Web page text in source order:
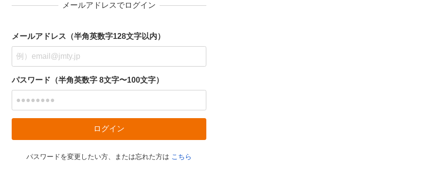
メールアドレスでログイン
メールアドレス（半角英数字128文字以内）
パスワード（半角英数字 8文字〜100文字）
パスワードを変更したい方、または忘れた方は こちら